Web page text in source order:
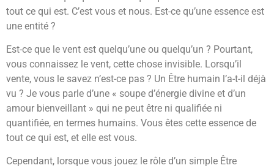
tout ce qui est. C’est vous et nous. Est-ce qu’une essence est
une entité ?
Est-ce que le vent est quelqu’une ou quelqu’un ? Pourtant,
vous connaissez le vent, cette chose invisible. Lorsqu’il
vente, vous le savez n’est-ce pas ? Un Être humain l’a-t-il déjà
vu ? Je vous parle d’une « soupe d’énergie divine et d’un
amour bienveillant » qui ne peut être ni qualifiée ni
quantifiée, en termes humains. Vous êtes cette essence de
tout ce qui est, et elle est vous.
Cependant, lorsque vous jouez le rôle d’un simple Être